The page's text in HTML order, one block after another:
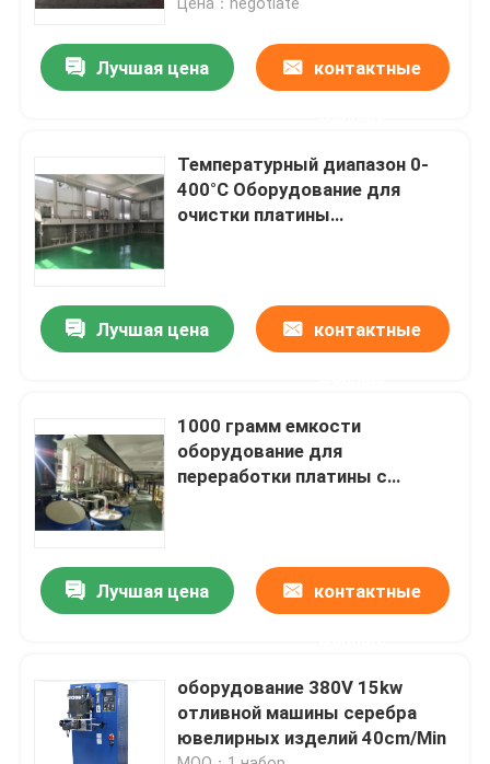
Продукты
О нас
Путешествие фабрики
Свяжитесь мы
Машина рафинировки золота
Серебряная уточняя машина
Оборудование рафинировки платины
Лучшая цена контактные
Температурный диапазон 0-
400°C Оборудование для
очистки платины
Лучшая цена
контактные
1000 грамм емкости
оборудование для
переработки платины с
99,9%
Лучшая цена контактные
оборудование 380V 15kw
отливной машины серебра
ювелирных изделий 40cm/Min